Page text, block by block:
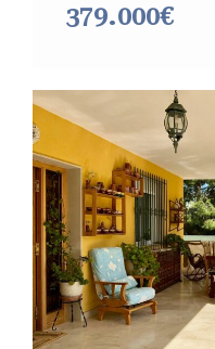
379.000€